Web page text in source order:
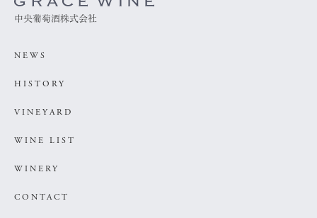
中央葡萄酒株式会社
NEWS
HISTORY
VINEYARD
WINE LIST
WINERY
CONTACT